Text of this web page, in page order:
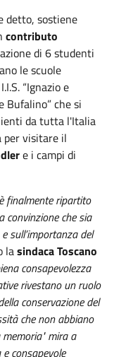
detto, sostiene
contributo
di 6 studenti
le scuole
“Ignazio e
Bufalino” che si
da tutta l'Italia
per visitare il
e i campi di
finalmente ripartito
convinzione che sia
sull’importanza del
lasindaca Toscano
consapevolezza
rivestano un ruolo
conservazione del
che non abbiano
mira a
consapevole